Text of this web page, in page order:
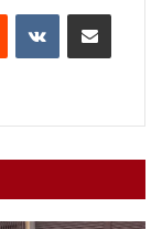
Reddit VKontakteShare via Email